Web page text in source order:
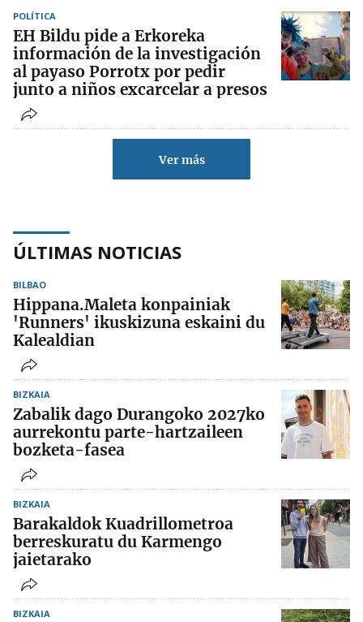
POLÍTICA
EH Bildu pide a Erkoreka
información de la investigación
al payaso Porrotx por pedir
junto a niños excarcelar a presos
Ver más
ÚLTIMAS NOTICIAS
BILBAO
Hippana.Maleta konpainiak
'Runners' ikuskizuna eskaini du
Kalealdian
BIZKAIA
Zabalik dago Durangoko 2027ko
aurrekontu parte-hartzaileen
bozketa-fasea
BIZKAIA
Barakaldok Kuadrillometroa
berreskuratu du Karmengo
jaietarako
BIZKAIA